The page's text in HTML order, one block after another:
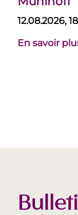
12.08.2026,
En savoir